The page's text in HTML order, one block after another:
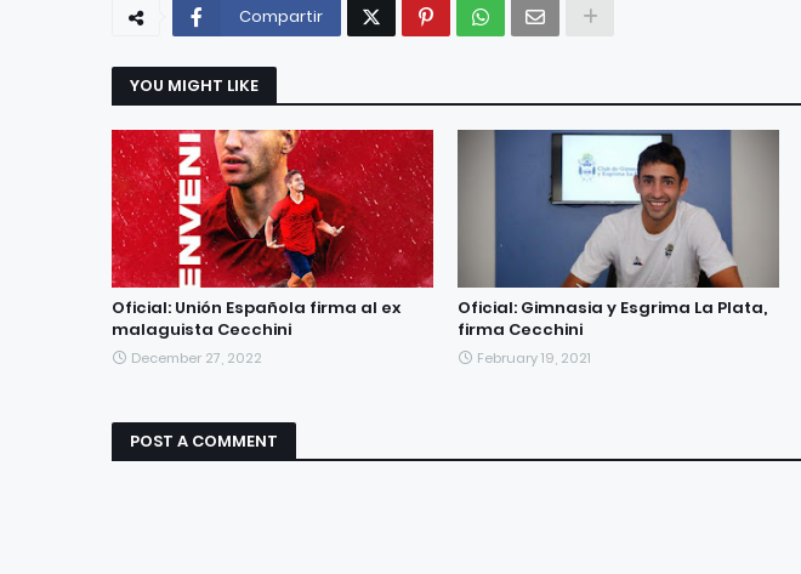
Compartir
YOU MIGHT LIKE
Oficial: Unión Española firma al ex
malaguista Cecchini
December 27, 2022
Oficial: Gimnasia y Esgrima La Plata,
firma Cecchini
February 19, 2021
POST A COMMENT